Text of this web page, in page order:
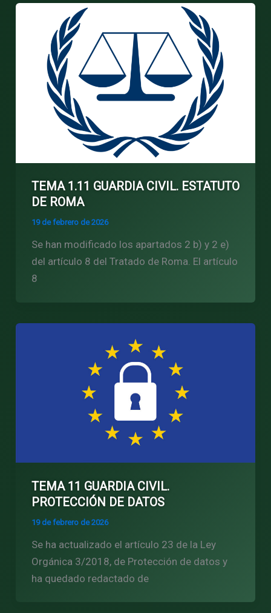
TEMA 1.11 GUARDIA CIVIL. ESTATUTO
DE ROMA
19 de febrero de 2026
Se han modificado los apartados 2 b) y 2 e)
del artículo 8 del Tratado de Roma. El artículo
8
TEMA 11 GUARDIA CIVIL.
PROTECCIÓN DE DATOS
19 de febrero de 2026
Se ha actualizado el artículo 23 de la Ley
Orgánica 3/2018, de Protección de datos y
ha quedado redactado de